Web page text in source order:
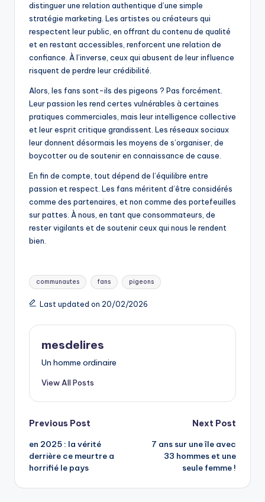
distinguer une relation authentique d’une simple
stratégie marketing. Les artistes ou créateurs qui
respectent leur public, en offrant du contenu de qualité
et en restant accessibles, renforcent une relation de
confiance. À l’inverse, ceux qui abusent de leur influence
risquent de perdre leur crédibilité.
Alors, les fans sont-ils des pigeons ? Pas forcément.
Leur passion les rend certes vulnérables à certaines
pratiques commerciales, mais leur intelligence collective
et leur esprit critique grandissent. Les réseaux sociaux
leur donnent désormais les moyens de s’organiser, de
boycotter ou de soutenir en connaissance de cause.
En fin de compte, tout dépend de l’équilibre entre
passion et respect. Les fans méritent d’être considérés
comme des partenaires, et non comme des portefeuilles
sur pattes. À nous, en tant que consommateurs, de
rester vigilants et de soutenir ceux qui nous le rendent
bien.
Tags:
communautes fans pigeons
Last updated on 20/02/2026
mesdelires
Un homme ordinaire
View All Posts
Post
navigation
Previous Post
en 2025 : la vérité
derrière ce meurtre a
horrifié le pays
Next Post
7 ans sur une île avec
33 hommes et une
seule femme !